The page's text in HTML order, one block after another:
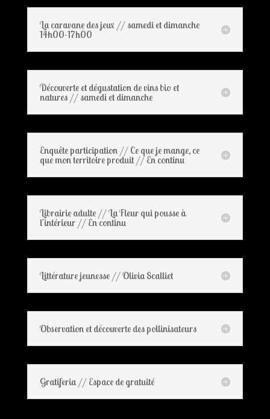
La caravane des jeux // samedi et dimanche
14h00-17h00
Découverte et dégustation de vins bio et
natures // samedi et dimanche
Enquête participation // Ce que je mange, ce
que mon territoire produit // En continu
Librairie adulte // La Fleur qui pousse à
l'intérieur // En continu
Littérature jeunesse // Olivia Scalliet
Observation et découverte des pollinisateurs
Gratiferia // Espace de gratuité